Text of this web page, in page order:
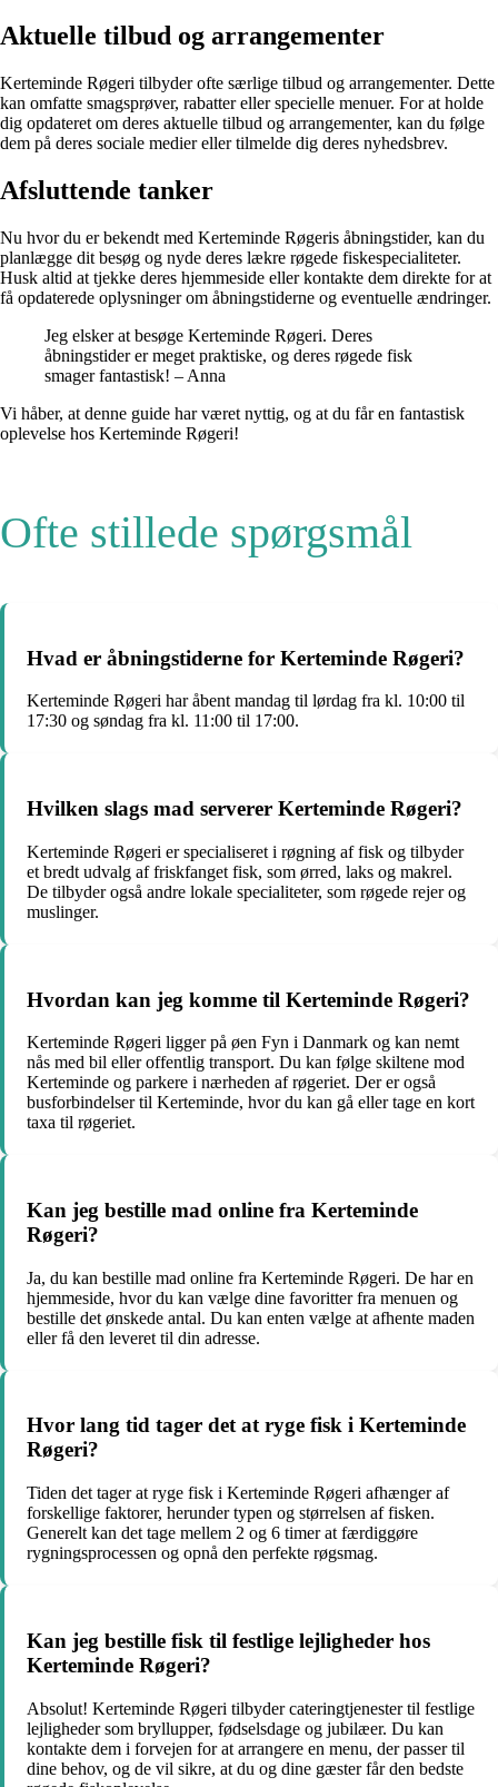
Aktuelle tilbud og arrangementer
Kerteminde Røgeri tilbyder ofte særlige tilbud og arrangementer. Dette
kan omfatte smagsprøver, rabatter eller specielle menuer. For at holde
dig opdateret om deres aktuelle tilbud og arrangementer, kan du følge
dem på deres sociale medier eller tilmelde dig deres nyhedsbrev.
Afsluttende tanker
Nu hvor du er bekendt med Kerteminde Røgeris åbningstider, kan du
planlægge dit besøg og nyde deres lækre røgede fiskespecialiteter.
Husk altid at tjekke deres hjemmeside eller kontakte dem direkte for at
få opdaterede oplysninger om åbningstiderne og eventuelle ændringer.
Jeg elsker at besøge Kerteminde Røgeri. Deres
åbningstider er meget praktiske, og deres røgede fisk
smager fantastisk! – Anna
Vi håber, at denne guide har været nyttig, og at du får en fantastisk
oplevelse hos Kerteminde Røgeri!
Ofte stillede spørgsmål
Hvad er åbningstiderne for Kerteminde Røgeri?
Kerteminde Røgeri har åbent mandag til lørdag fra kl. 10:00 til
17:30 og søndag fra kl. 11:00 til 17:00.
Hvilken slags mad serverer Kerteminde Røgeri?
Kerteminde Røgeri er specialiseret i røgning af fisk og tilbyder
et bredt udvalg af friskfanget fisk, som ørred, laks og makrel.
De tilbyder også andre lokale specialiteter, som røgede rejer og
muslinger.
Hvordan kan jeg komme til Kerteminde Røgeri?
Kerteminde Røgeri ligger på øen Fyn i Danmark og kan nemt
nås med bil eller offentlig transport. Du kan følge skiltene mod
Kerteminde og parkere i nærheden af røgeriet. Der er også
busforbindelser til Kerteminde, hvor du kan gå eller tage en kort
taxa til røgeriet.
Kan jeg bestille mad online fra Kerteminde
Røgeri?
Ja, du kan bestille mad online fra Kerteminde Røgeri. De har en
hjemmeside, hvor du kan vælge dine favoritter fra menuen og
bestille det ønskede antal. Du kan enten vælge at afhente maden
eller få den leveret til din adresse.
Hvor lang tid tager det at ryge fisk i Kerteminde
Røgeri?
Tiden det tager at ryge fisk i Kerteminde Røgeri afhænger af
forskellige faktorer, herunder typen og størrelsen af fisken.
Generelt kan det tage mellem 2 og 6 timer at færdiggøre
rygningsprocessen og opnå den perfekte røgsmag.
Kan jeg bestille fisk til festlige lejligheder hos
Kerteminde Røgeri?
Absolut! Kerteminde Røgeri tilbyder cateringtjenester til festlige
lejligheder som bryllupper, fødselsdage og jubilæer. Du kan
kontakte dem i forvejen for at arrangere en menu, der passer til
dine behov, og de vil sikre, at du og dine gæster får den bedste